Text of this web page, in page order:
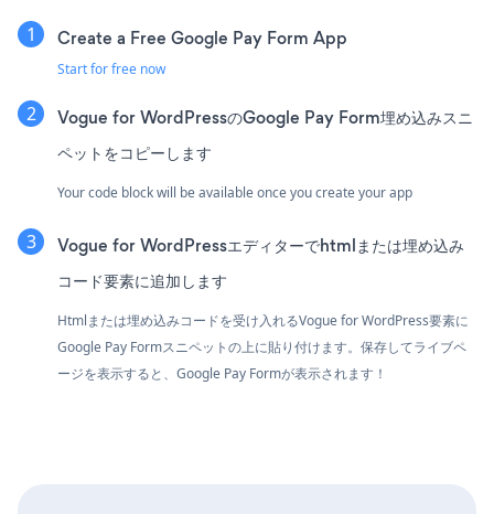
Create a Free Google Pay Form App
Start for free now
Vogue for WordPressのGoogle Pay Form埋め込みスニ
ペットをコピーします
Your code block will be available once you create your app
Vogue for WordPressエディターでhtmlまたは埋め込み
コード要素に追加します
Htmlまたは埋め込みコードを受け入れるVogue for WordPress要素に
Google Pay Formスニペットの上に貼り付けます。保存してライブペ
ージを表示すると、Google Pay Formが表示されます！